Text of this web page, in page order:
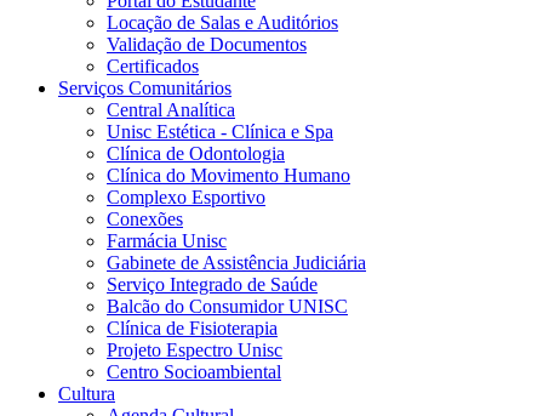
Locação de Salas e Auditórios
Validação de Documentos
Certificados
Serviços Comunitários
Central Analítica
Unisc Estética - Clínica e Spa
Clínica de Odontologia
Clínica do Movimento Humano
Complexo Esportivo
Conexões
Farmácia Unisc
Gabinete de Assistência Judiciária
Serviço Integrado de Saúde
Balcão do Consumidor UNISC
Clínica de Fisioterapia
Projeto Espectro Unisc
Centro Socioambiental
Cultura